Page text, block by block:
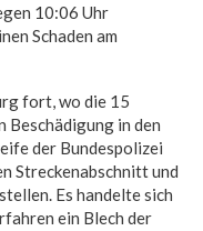
10:06 Uhr
Schaden am
fort, wo die 15
in den
der Bundespolizei
Streckenabschnitt und
Es handelte sich
ein Blech der